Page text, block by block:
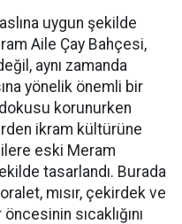
uygun şekilde
Aile Çay Bahçesi,
aynı zamanda
yönelik önemli bir
dokusu korunurken
ikram kültürüne
eski Meram
tasarlandı. Burada
mısır, çekirdek ve
sıcaklığını